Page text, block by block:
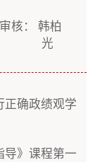
核： 韩柏
光
正确政绩观学
导》课程第一